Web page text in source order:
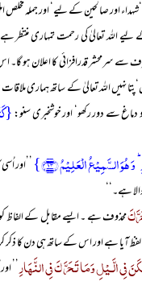
اور صالحین کے لیے‘ اور جملہ مخلص
اللہ تعالیٰ کی رحمت تمہاری منتظر
سے سرمحشر قدرافزائی کا اعلان ہو
نہیں اللہ تعالیٰ کے ساتھ ہماری
سے دور رکھو‘ اور خوشخبری سنو:
السَّمِیۡعُ الۡعَلِیۡمُ ﴿۱۳﴾}
’’اور
ہے۔‘‘
محذوف ہے ۔ ایسے مقابل کے الفاظ کو
آیا ہے اور اس کے ساتھ ہی دن کا
فِی الَّـیْلِ وَمَا تَحَرَّ کَ فِی النَّھَارِ’’